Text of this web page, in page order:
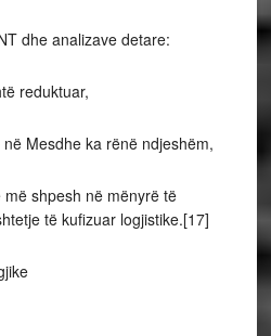
dhe analizave detare:
reduktuar,
Mesdhe ka rënë ndjeshëm,
shpesh në mënyrë të
të kufizuar logjistike.[17]